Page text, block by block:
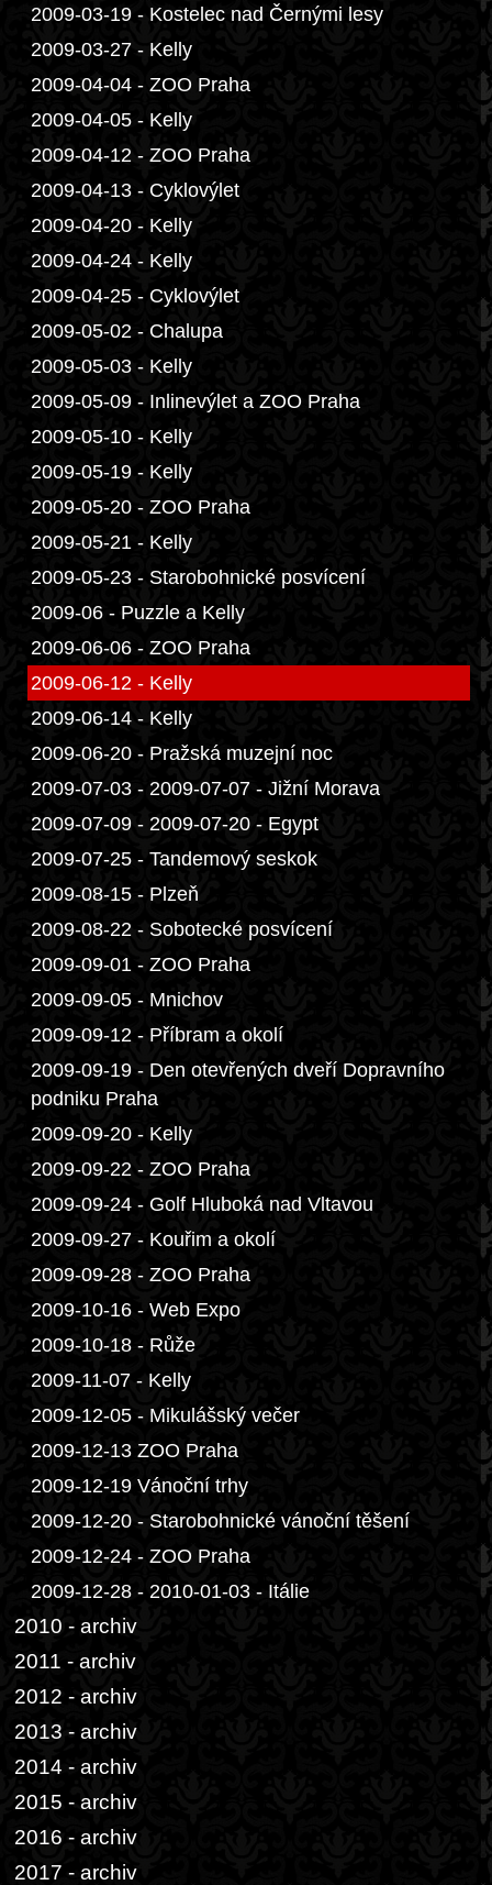
2009-03-19 - Kostelec nad Černými lesy
2009-03-27 - Kelly
2009-04-04 - ZOO Praha
2009-04-05 - Kelly
2009-04-12 - ZOO Praha
2009-04-13 - Cyklovýlet
2009-04-20 - Kelly
2009-04-24 - Kelly
2009-04-25 - Cyklovýlet
2009-05-02 - Chalupa
2009-05-03 - Kelly
2009-05-09 - Inlinevýlet a ZOO Praha
2009-05-10 - Kelly
2009-05-19 - Kelly
2009-05-20 - ZOO Praha
2009-05-21 - Kelly
2009-05-23 - Starobohnické posvícení
2009-06 - Puzzle a Kelly
2009-06-06 - ZOO Praha
2009-06-12 - Kelly
2009-06-14 - Kelly
2009-06-20 - Pražská muzejní noc
2009-07-03 - 2009-07-07 - Jižní Morava
2009-07-09 - 2009-07-20 - Egypt
2009-07-25 - Tandemový seskok
2009-08-15 - Plzeň
2009-08-22 - Sobotecké posvícení
2009-09-01 - ZOO Praha
2009-09-05 - Mnichov
2009-09-12 - Příbram a okolí
2009-09-19 - Den otevřených dveří Dopravního
podniku Praha
2009-09-20 - Kelly
2009-09-22 - ZOO Praha
2009-09-24 - Golf Hluboká nad Vltavou
2009-09-27 - Kouřim a okolí
2009-09-28 - ZOO Praha
2009-10-16 - Web Expo
2009-10-18 - Růže
2009-11-07 - Kelly
2009-12-05 - Mikulášský večer
2009-12-13 ZOO Praha
2009-12-19 Vánoční trhy
2009-12-20 - Starobohnické vánoční těšení
2009-12-24 - ZOO Praha
2009-12-28 - 2010-01-03 - Itálie
2010 - archiv
2011 - archiv
2012 - archiv
2013 - archiv
2014 - archiv
2015 - archiv
2016 - archiv
2017 - archiv